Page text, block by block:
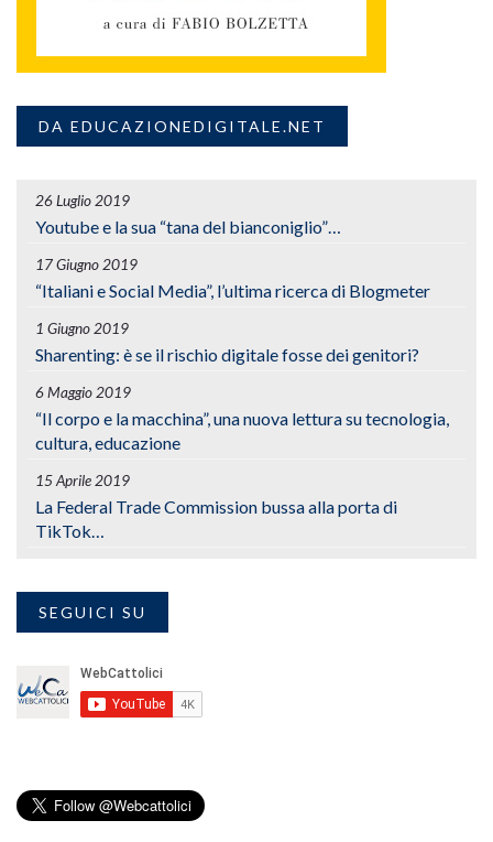
DA EDUCAZIONEDIGITALE.NET
26 Luglio 2019
Youtube e la sua “tana del bianconiglio”…
17 Giugno 2019
“Italiani e Social Media”, l’ultima ricerca di Blogmeter
1 Giugno 2019
Sharenting: è se il rischio digitale fosse dei genitori?
6 Maggio 2019
“Il corpo e la macchina”, una nuova lettura su tecnologia,
cultura, educazione
15 Aprile 2019
La Federal Trade Commission bussa alla porta di
TikTok…
SEGUICI SU